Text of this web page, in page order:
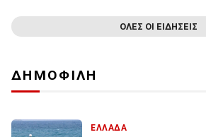
ΟΛΕΣ ΟΙ ΕΙΔΗΣΕΙΣ
ΔΗΜΟΦΙΛΗ
ΕΛΛΑΔΑ